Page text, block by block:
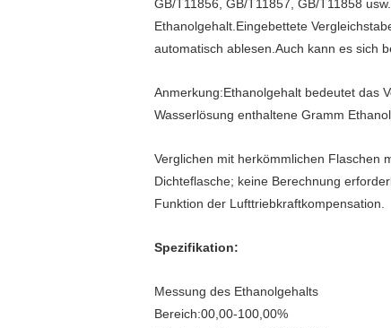
GB/T11856, GB/T11857, GB/T11858
Ethanolgehalt.Eingebettete
automatisch ablesen.Auch kann es sich
Anmerkung:Ethanolgehalt bedeutet das
Wasserlösung enthaltene Gramm
Verglichen mit herkömmlichen Flaschen
Dichteflasche; keine Berechnung
Funktion der Lufttriebkraftkompensation.
Spezifikation:
Messung des Ethanolgehalts
Bereich:00,00-100,00%